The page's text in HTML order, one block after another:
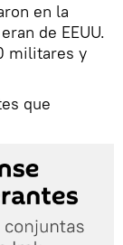
en la
de EEUU.
militares y
que